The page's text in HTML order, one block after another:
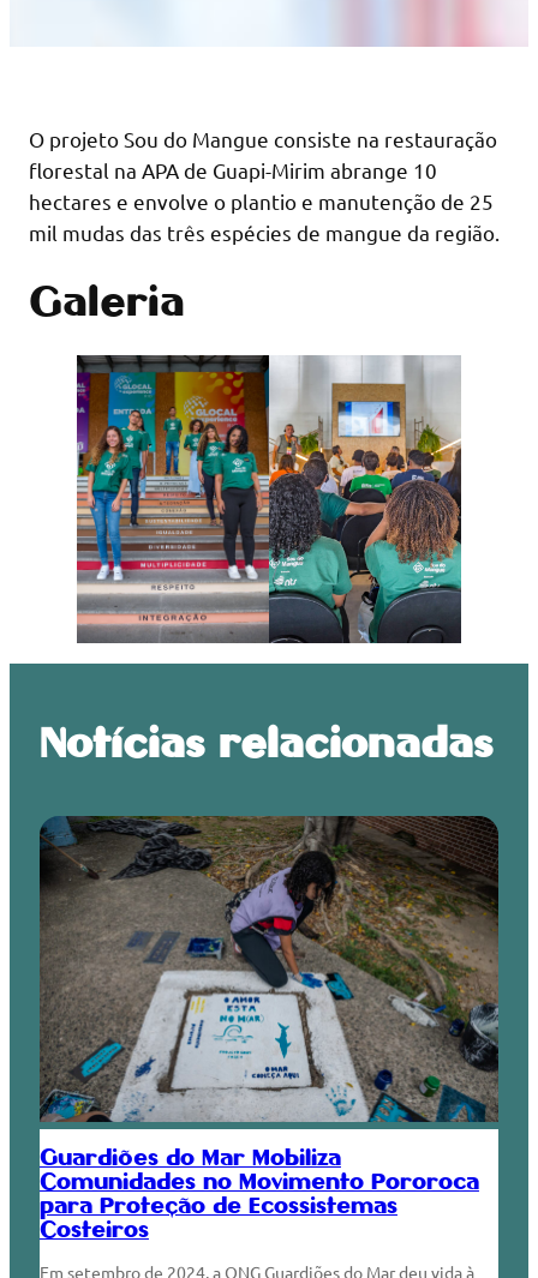
O projeto Sou do Mangue consiste na restauração
florestal na APA de Guapi-Mirim abrange 10
hectares e envolve o plantio e manutenção de 25
mil mudas das três espécies de mangue da região.
Galeria
Notícias relacionadas
Guardiões do Mar Mobiliza
Comunidades no Movimento Pororoca
para Proteção de Ecossistemas
Costeiros
Em setembro de 2024, a ONG Guardiões do Mar deu vida à